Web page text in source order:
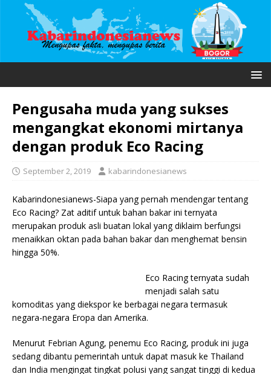
Pengusaha muda yang sukses
mengangkat ekonomi mirtanya
dengan produk Eco Racing
September 2, 2019 kabarindonesianews
Kabarindonesianews-Siapa yang pernah mendengar tentang
Eco Racing? Zat aditif untuk bahan bakar ini ternyata
merupakan produk asli buatan lokal yang diklaim berfungsi
menaikkan oktan pada bahan bakar dan menghemat bensin
hingga 50%.
Eco Racing ternyata sudah
menjadi salah satu
komoditas yang diekspor ke berbagai negara termasuk
negara-negara Eropa dan Amerika.
Menurut Febrian Agung, penemu Eco Racing, produk ini juga
sedang dibantu pemerintah untuk dapat masuk ke Thailand
dan India mengingat tingkat polusi yang sangat tinggi di kedua